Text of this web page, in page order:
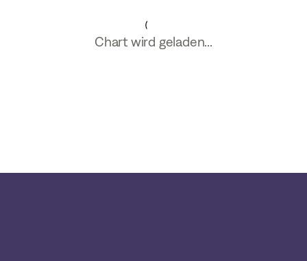
Chart wird geladen...